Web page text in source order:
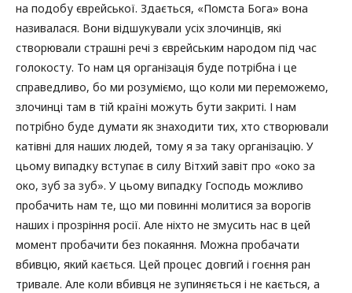
на подобу єврейської. Здається, «Помста Бога» вона
називалася. Вони відшукували усіх злочинців, які
створювали страшні речі з єврейським народом під час
голокосту. То нам ця організація буде потрібна і це
справедливо, бо ми розуміємо, що коли ми переможемо,
злочинці там в тій країні можуть бути закриті. І нам
потрібно буде думати як знаходити тих, хто створювали
катівні для наших людей, тому я за таку організацію. У
цьому випадку вступає в силу Вітхий завіт про «око за
око, зуб за зуб». У цьому випадку Господь можливо
пробачить нам те, що ми повинні молитися за ворогів
наших і прозріння росії. Але ніхто не змусить нас в цей
момент пробачити без покаяння. Можна пробачати
вбивцю, який кається. Цей процес довгий і гоєння ран
тривале. Але коли вбивця не зупиняється і не кається, а